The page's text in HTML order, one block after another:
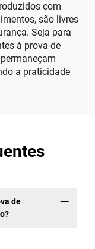
com
são livres
Seja para
à prova de
a praticidade
de